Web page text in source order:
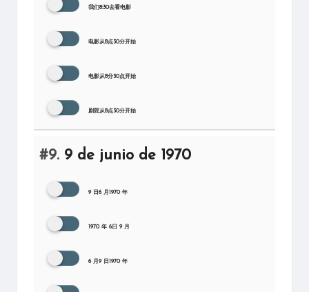
我们8:30去看电影
电影从8点30分开始
电影从8分30点开始
剧院从8点30分开始
#9. 9 de junio de 1970
9 日6 月1970 年
1970 年 6日 9 月
6 月9 日1970 年